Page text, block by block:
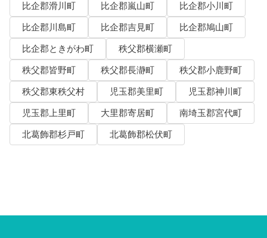
比企郡滑川町
比企郡嵐山町
比企郡小川町
比企郡川島町
比企郡吉見町
比企郡鳩山町
比企郡ときがわ町
秩父郡横瀬町
秩父郡皆野町
秩父郡長瀞町
秩父郡小鹿野町
秩父郡東秩父村
児玉郡美里町
児玉郡神川町
児玉郡上里町
大里郡寄居町
南埼玉郡宮代町
北葛飾郡杉戸町
北葛飾郡松伏町